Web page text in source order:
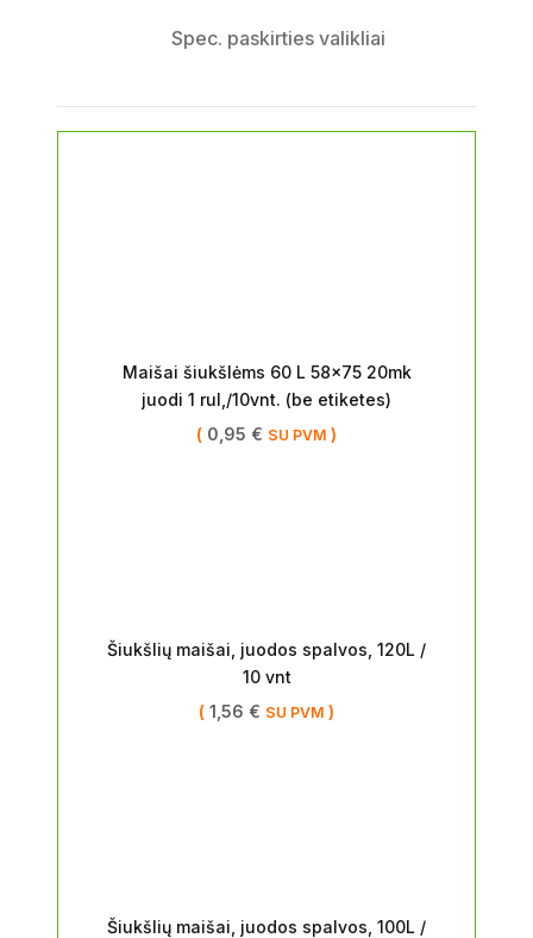
Spec. paskirties valikliai
Maišai šiukšlėms 60 L 58×75 20mk
juodi 1 rul,/10vnt. (be etiketes)
( 0,95 € SU PVM )
Šiukšlių maišai, juodos spalvos, 120L /
10 vnt
( 1,56 € SU PVM )
Šiukšlių maišai, juodos spalvos, 100L /